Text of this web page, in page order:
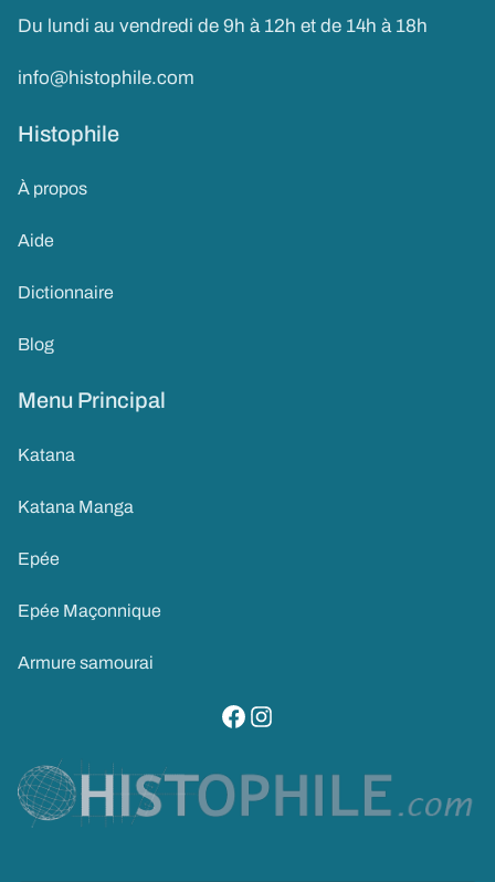
Du lundi au vendredi de 9h à 12h et de 14h à 18h
info@histophile.com
Histophile
À propos
Aide
Dictionnaire
Blog
Menu Principal
Katana
Katana Manga
Epée
Epée Maçonnique
Armure samourai
visitez notre page facebook
suivez notre compte instagram